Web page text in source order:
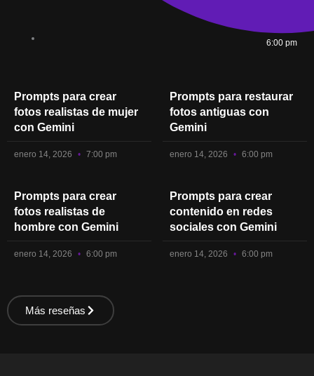
6:00 pm
Prompts para crear
fotos realistas de mujer
con Gemini
enero 14, 2026 7:00 pm
Prompts para restaurar
fotos antiguas con
Gemini
enero 14, 2026 6:00 pm
Prompts para crear
fotos realistas de
hombre con Gemini
enero 14, 2026 6:00 pm
Prompts para crear
contenido en redes
sociales con Gemini
enero 14, 2026 6:00 pm
Más reseñas